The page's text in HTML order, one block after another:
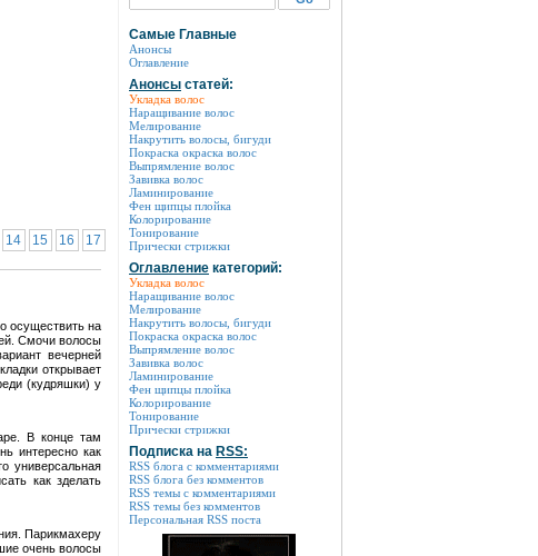
14 15 16 17
осуществить на
Смочи волосы
вечерней
открывает
(кудряшки) у
В конце там
интересно как
универсальная
как зделать
Парикмахеру
очень волосы
Самые Главные
Анонсы
Оглавление
Анонсы статей:
Укладка волос
Наращивание волос
Мелирование
Накрутить волосы, бигуди
Покраска окраска волос
Выпрямление волос
Завивка волос
Ламинирование
Фен щипцы плойка
Колорирование
Тонирование
Прически стрижки
Оглавление категорий:
Укладка волос
Наращивание волос
Мелирование
Накрутить волосы, бигуди
Покраска окраска волос
Выпрямление волос
Завивка волос
Ламинирование
Фен щипцы плойка
Колорирование
Тонирование
Прически стрижки
Подписка на RSS:
RSS блога с комментариями
RSS блога без комментов
RSS темы с комментариями
RSS темы без комментов
Персональная RSS поста